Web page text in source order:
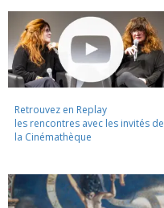
Retrouvez en Replay
les rencontres avec les invités de
la Cinémathèque